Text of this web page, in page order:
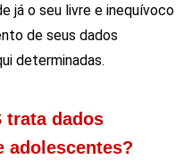
já o seu livre e inequívoco
de seus dados
determinadas.
trata dados
adolescentes?